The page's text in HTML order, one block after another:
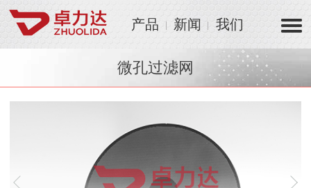
产品 新闻 我们
微孔过滤网